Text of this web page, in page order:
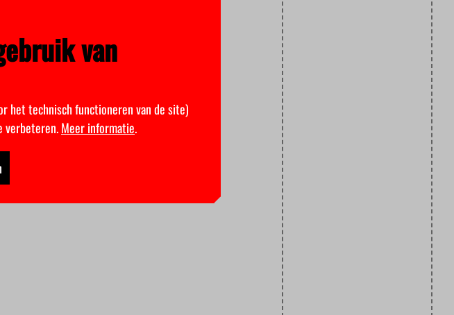
van
het technisch functioneren van de site)
verbeteren.Meer informatie.